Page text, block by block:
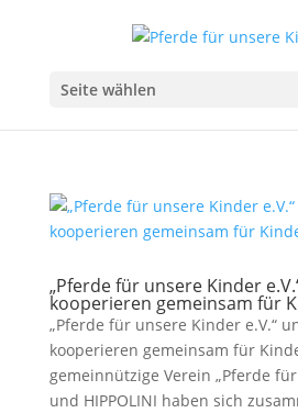
Seite wählen
„Pferde für unsere Kinder
kooperieren gemeinsam für
„Pferde für unsere Kinder e.V.“
kooperieren gemeinsam für
gemeinnützige Verein „Pferde
und HIPPOLINI haben sich